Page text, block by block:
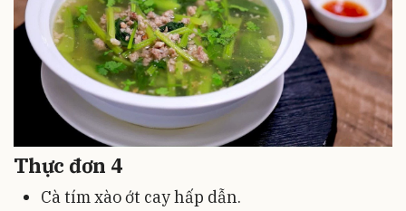
Thực đơn 4
Cà tím xào ớt cay hấp dẫn.